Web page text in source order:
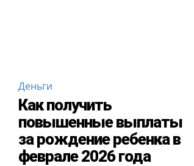
Деньги
Как получить
повышенные выплаты
за рождение ребенка в
феврале 2026 года